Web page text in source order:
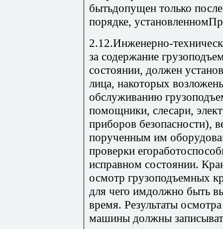
бытьдопущен только
порядке,
2.12.Инженерно-
за содержание
состоянии, должен
лица, накоторых
обслуживанию
помощники, слесари,
приборов безопасности),
порученным им
проверки
исправном состоянии.
осмотр грузоподъемных
для чего имдолжно быть
время. Результаты
машины должны